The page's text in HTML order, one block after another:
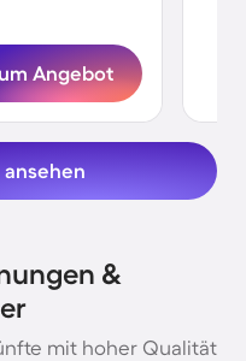
Angebot
&
mit hoher Qualität